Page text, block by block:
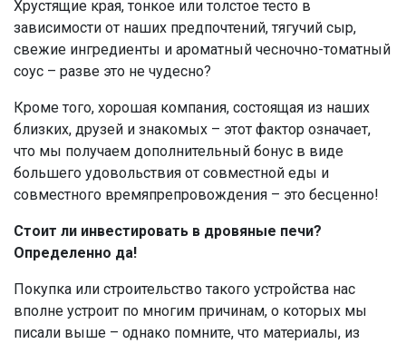
Хрустящие края, тонкое или толстое тесто в
зависимости от наших предпочтений, тягучий сыр,
свежие ингредиенты и ароматный чесночно-томатный
соус – разве это не чудесно?
Кроме того, хорошая компания, состоящая из наших
близких, друзей и знакомых – этот фактор означает,
что мы получаем дополнительный бонус в виде
большего удовольствия от совместной еды и
совместного времяпрепровождения – это бесценно!
Стоит ли инвестировать в дровяные печи?
Определенно да!
Покупка или строительство такого устройства нас
вполне устроит по многим причинам, о которых мы
писали выше – однако помните, что материалы, из